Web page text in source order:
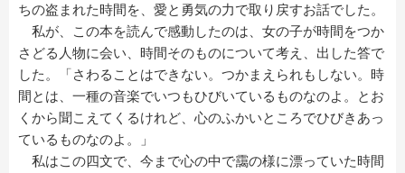
ちの盗まれた時間を、愛と勇気の力で取り戻すお話でした。
私が、この本を読んで感動したのは、女の子が時間をつか
さどる人物に会い、時間そのものについて考え、出した答で
した。「さわることはできない。つかまえられもしない。時
間とは、一種の音楽でいつもひびいているものなのよ。とお
くから聞こえてくるけれど、心のふかいところでひびきあっ
ているものなのよ。」
私はこの四文で、今まで心の中で靄の様に漂っていた時間